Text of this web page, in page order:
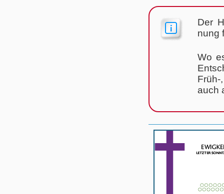
Der
nung
Wo
auch